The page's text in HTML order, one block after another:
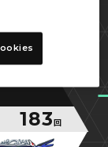
青森県
183 回